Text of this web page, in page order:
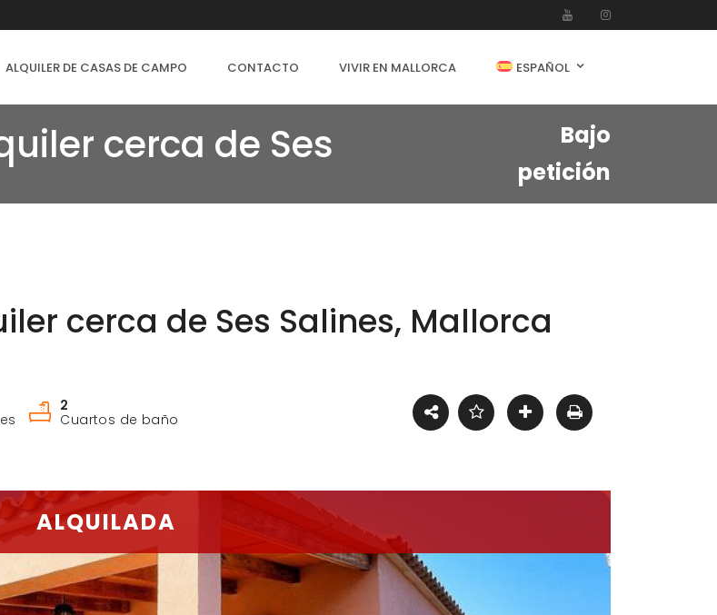
ALQUILER DE CASAS DE CAMPO CONTACTO VIVIR EN MALLORCA ESPAÑOL
cerca de Ses
Bajo
petición
cerca de Ses Salines, Mallorca
2
Cuartos de baño
ALQUILADA